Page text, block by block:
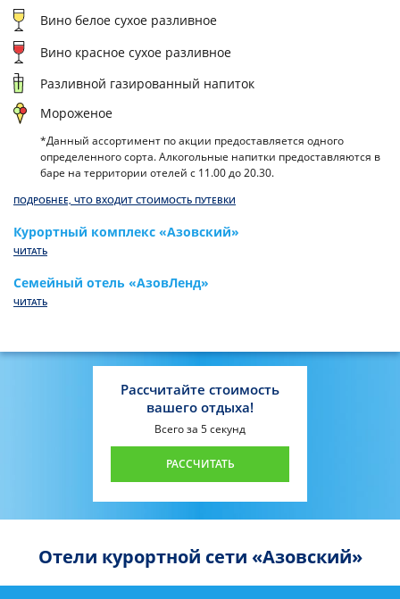
Вино белое сухое разливное
Вино красное сухое разливное
Разливной газированный напиток
Мороженое
*Данный ассортимент по акции предоставляется одного
определенного сорта. Алкогольные напитки предоставляются в
баре на территории отелей с 11.00 до 20.30.
ПОДРОБНЕЕ, ЧТО ВХОДИТ СТОИМОСТЬ ПУТЕВКИ
Курортный комплекс «Азовский»
ЧИТАТЬ
Семейный отель «АзовЛенд»
ЧИТАТЬ
Рассчитайте стоимость
вашего отдыха!
Всего за 5 секунд
РАССЧИТАТЬ
Отели курортной сети «Азовский»